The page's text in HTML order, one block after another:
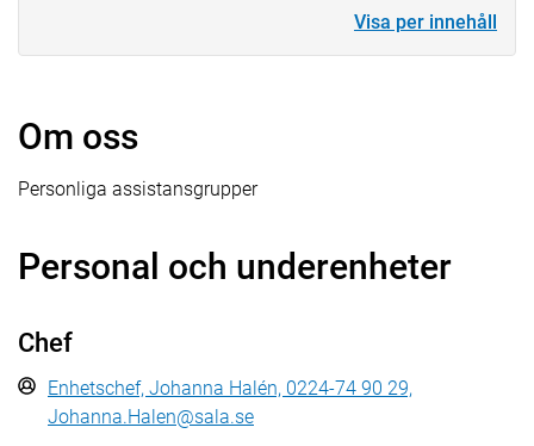
Visa per innehåll
Om oss
Personliga assistansgrupper
Personal och underenheter
Chef
Enhetschef, Johanna Halén, 0224-74 90 29,
Johanna.Halen@sala.se